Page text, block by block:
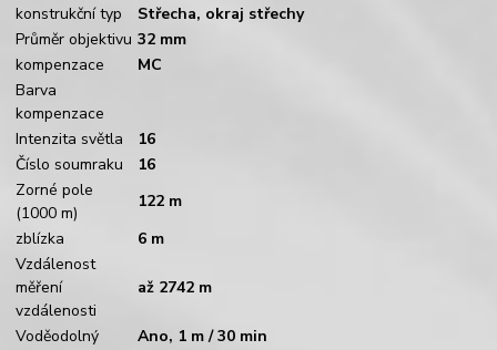
konstrukční typ
Střecha, okraj střechy
Průměr objektivu 32 mm
kompenzace
MC
Barva
kompenzace
Intenzita světla
16
Číslo soumraku
16
Zorné pole
(1000 m)
122 m
zblízka
6 m
Vzdálenost
měření
vzdálenosti
až 2742 m
Voděodolný
Ano, 1 m / 30 min